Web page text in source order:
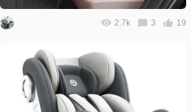
2.7k 3 19